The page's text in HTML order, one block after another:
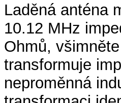
Laděná anténa
10.12 MHz
Ohmů,
transformuje
neproměnná